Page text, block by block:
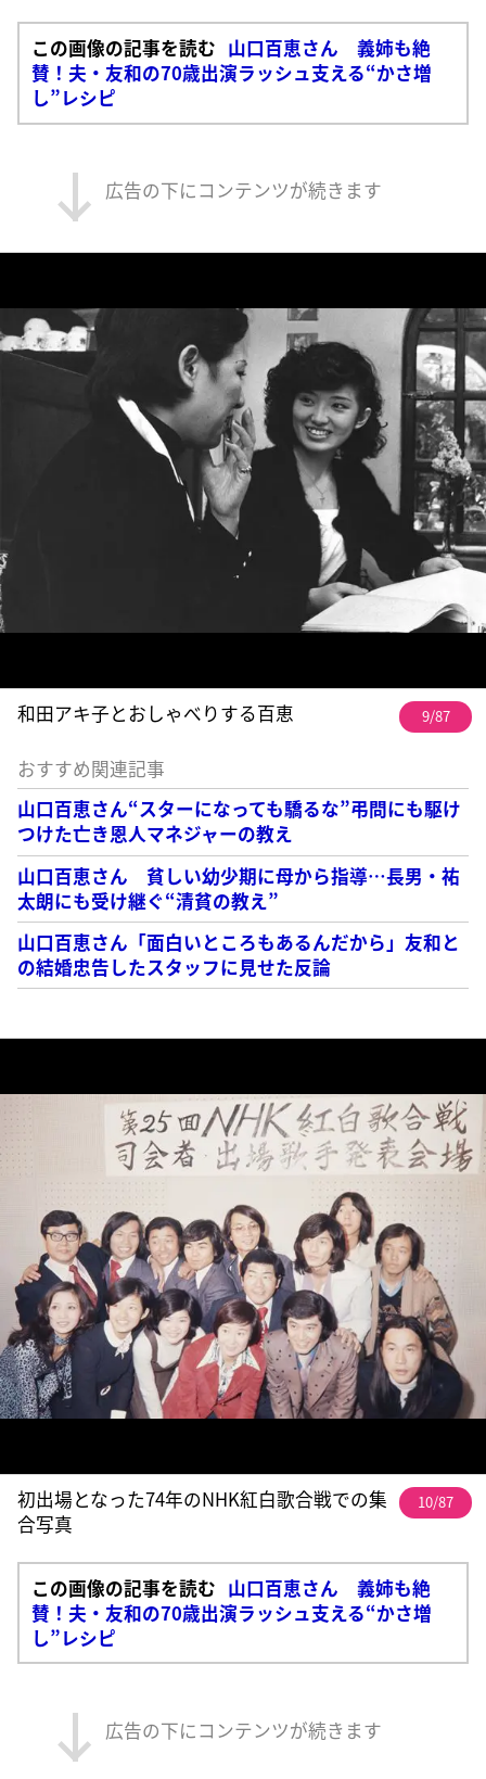
この画像の記事を読む 山口百恵さん 義姉も絶
賛！夫・友和の70歳出演ラッシュ支える“かさ増
し”レシピ
広告の下にコンテンツが続きます
和田アキ子とおしゃべりする百恵 9/87
おすすめ関連記事
山口百恵さん“スターになっても驕るな”弔問にも駆け
つけた亡き恩人マネジャーの教え
山口百恵さん 貧しい幼少期に母から指導…長男・祐
太朗にも受け継ぐ“清貧の教え”
山口百恵さん「面白いところもあるんだから」友和と
の結婚忠告したスタッフに見せた反論
初出場となった74年のNHK紅白歌合戦での集
合写真
10/87
この画像の記事を読む 山口百恵さん 義姉も絶
賛！夫・友和の70歳出演ラッシュ支える“かさ増
し”レシピ
広告の下にコンテンツが続きます